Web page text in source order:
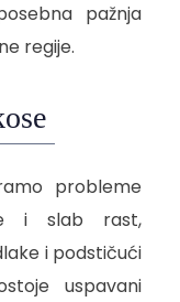
pažnja
regije.
probleme
i slab rast,
i podstičući
uspavani